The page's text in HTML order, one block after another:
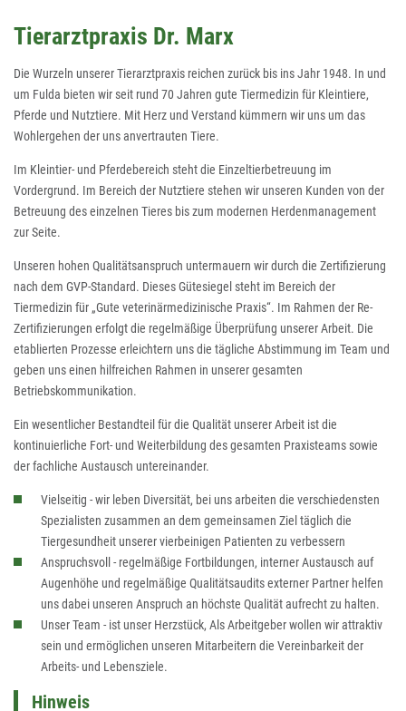
Tierarztpraxis Dr. Marx
Die Wurzeln unserer Tierarztpraxis reichen zurück bis ins Jahr 1948. In und
um Fulda bieten wir seit rund 70 Jahren gute Tiermedizin für Kleintiere,
Pferde und Nutztiere. Mit Herz und Verstand kümmern wir uns um das
Wohlergehen der uns anvertrauten Tiere.
Im Kleintier- und Pferdebereich steht die Einzeltierbetreuung im
Vordergrund. Im Bereich der Nutztiere stehen wir unseren Kunden von der
Betreuung des einzelnen Tieres bis zum modernen Herdenmanagement
zur Seite.
Unseren hohen Qualitätsanspruch untermauern wir durch die Zertifizierung
nach dem GVP-Standard. Dieses Gütesiegel steht im Bereich der
Tiermedizin für „Gute veterinärmedizinische Praxis“. Im Rahmen der Re-
Zertifizierungen erfolgt die regelmäßige Überprüfung unserer Arbeit. Die
etablierten Prozesse erleichtern uns die tägliche Abstimmung im Team und
geben uns einen hilfreichen Rahmen in unserer gesamten
Betriebskommunikation.
Ein wesentlicher Bestandteil für die Qualität unserer Arbeit ist die
kontinuierliche Fort- und Weiterbildung des gesamten Praxisteams sowie
der fachliche Austausch untereinander.
Vielseitig - wir leben Diversität, bei uns arbeiten die verschiedensten
Spezialisten zusammen an dem gemeinsamen Ziel täglich die
Tiergesundheit unserer vierbeinigen Patienten zu verbessern
Anspruchsvoll - regelmäßige Fortbildungen, interner Austausch auf
Augenhöhe und regelmäßige Qualitätsaudits externer Partner helfen
uns dabei unseren Anspruch an höchste Qualität aufrecht zu halten.
Unser Team - ist unser Herzstück, Als Arbeitgeber wollen wir attraktiv
sein und ermöglichen unseren Mitarbeitern die Vereinbarkeit der
Arbeits- und Lebensziele.
Hinweis